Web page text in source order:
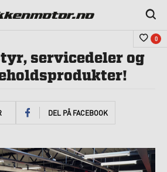
0
DEL PÅ FACEBOOK
servicedeler og